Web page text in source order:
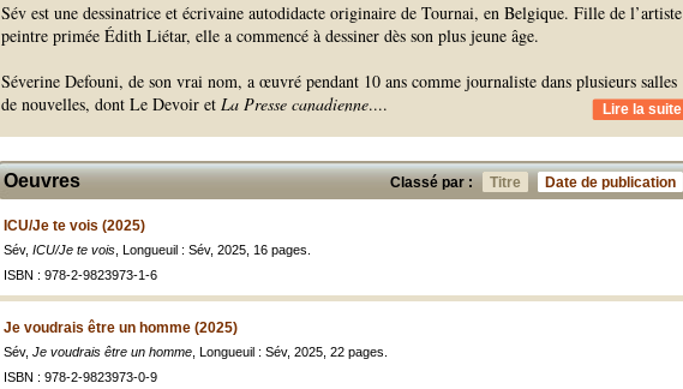
Sév est une dessinatrice et écrivaine autodidacte originaire de Tournai, en Belgique. Fille de l’artiste
peintre primée Édith Liétar, elle a commencé à dessiner dès son plus jeune âge.
Séverine Defouni, de son vrai nom, a œuvré pendant 10 ans comme journaliste dans plusieurs salles
de nouvelles, dont Le Devoir et La Presse canadienne.... Lire la suite
Classé par : Titre Date de publication
Oeuvres
ICU/Je te vois (2025)
Sév, ICU/Je te vois , Longueuil : Sév, 2025, 16 pages.
ISBN : 978-2-9823973-1-6
Je voudrais être un homme (2025)
Sév, Je voudrais être un homme , Longueuil : Sév, 2025, 22 pages.
ISBN : 978-2-9823973-0-9